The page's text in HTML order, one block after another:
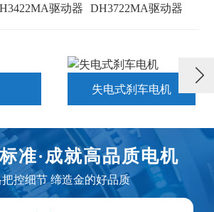
驱动器
DH3722MA驱动器
机 闭环电机
准·成就高品质电机
控细节 缔造金的好品质